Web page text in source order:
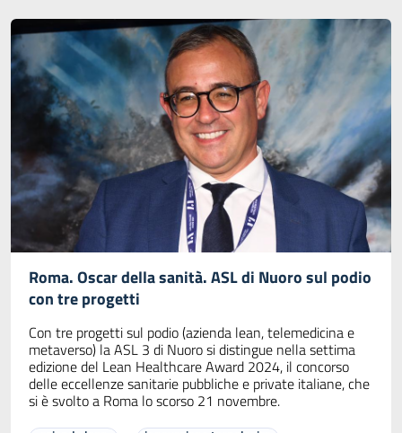
Roma. Oscar della sanità. ASL di Nuoro sul podio
con tre progetti
Con tre progetti sul podio (azienda lean, telemedicina e
metaverso) la ASL 3 di Nuoro si distingue nella settima
edizione del Lean Healthcare Award 2024, il concorso
delle eccellenze sanitarie pubbliche e private italiane, che
si è svolto a Roma lo scorso 21 novembre.